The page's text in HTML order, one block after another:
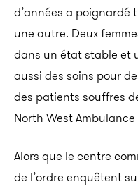
d’années a poignardé
une autre. Deux
dans un état stable et
aussi des soins pour
des patients souffres
North West Ambulance
Alors que le centre
de l’ordre enquêtent